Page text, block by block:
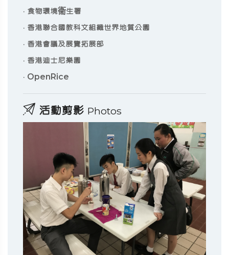
· 食物環境衞生署
· 香港聯合國教科文組織世界地質公園
· 香港會議及展覽拓展部
· 香港迪士尼樂園
· OpenRice
活動剪影 Photos